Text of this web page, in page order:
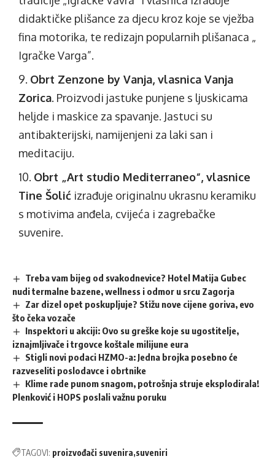
didaktičke plišance za djecu kroz koje se vježba
fina motorika, te redizajn popularnih plišanaca „
Igračke Varga”.
Obrt Zenzone by Vanja, vlasnica Vanja
Zorica. Proizvodi jastuke punjene s ljuskicama
heljde i maskice za spavanje. Jastuci su
antibakterijski, namijenjeni za laki san i
meditaciju.
Obrt „Art studio Mediterraneo“, vlasnice
Tine Šolić izrađuje originalnu ukrasnu keramiku
s motivima anđela, cvijeća i zagrebačke
suvenire.
Treba vam bijeg od svakodnevice? Hotel Matija Gubec
nudi termalne bazene, wellness i odmor u srcu Zagorja
Zar dizel opet poskupljuje? Stižu nove cijene goriva, evo
što čeka vozače
Inspektori u akciji: Ovo su greške koje su ugostitelje,
iznajmljivače i trgovce koštale milijune eura
Stigli novi podaci HZMO-a: Jedna brojka posebno će
razveseliti poslodavce i obrtnike
Klime rade punom snagom, potrošnja struje eksplodirala!
Plenković i HOPS poslali važnu poruku
TAGOVI: proizvođači suvenira suveniri